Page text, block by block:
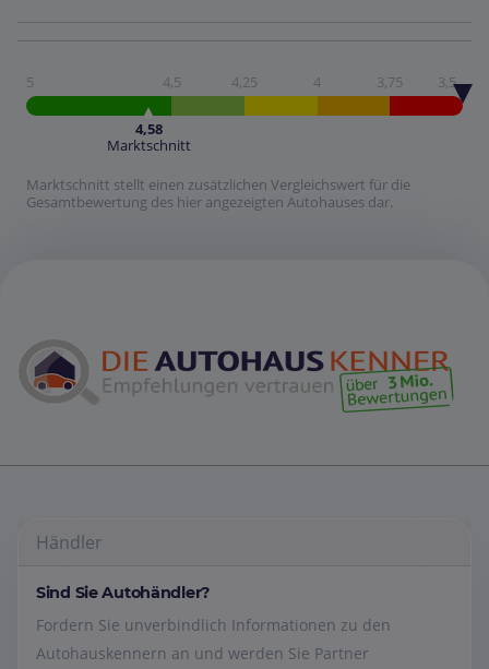
5 4,5 4,25 4 3,75 3,5
4,58
Marktschnitt
Marktschnitt stellt einen zusätzlichen Vergleichswert für die
Gesamtbewertung des hier angezeigten Autohauses dar.
Händler
Sind Sie Autohändler?
Fordern Sie unverbindlich Informationen zu den
Autohauskennern an und werden Sie Partner